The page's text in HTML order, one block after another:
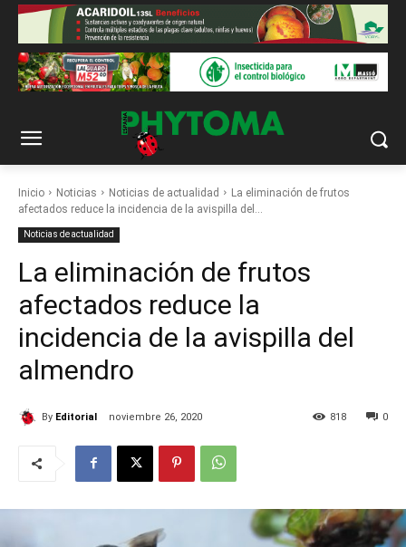
Inicio Noticias Noticias de actualidad
La eliminación de frutos
afectados reduce la incidencia de la avispilla del...
Noticias de actualidad
La eliminación de frutos
afectados reduce la
incidencia de la avispilla del
almendro
By Editorial noviembre 26, 2020 0
818